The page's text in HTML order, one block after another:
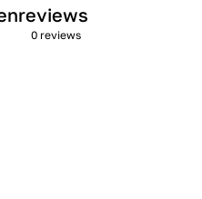
0 reviews